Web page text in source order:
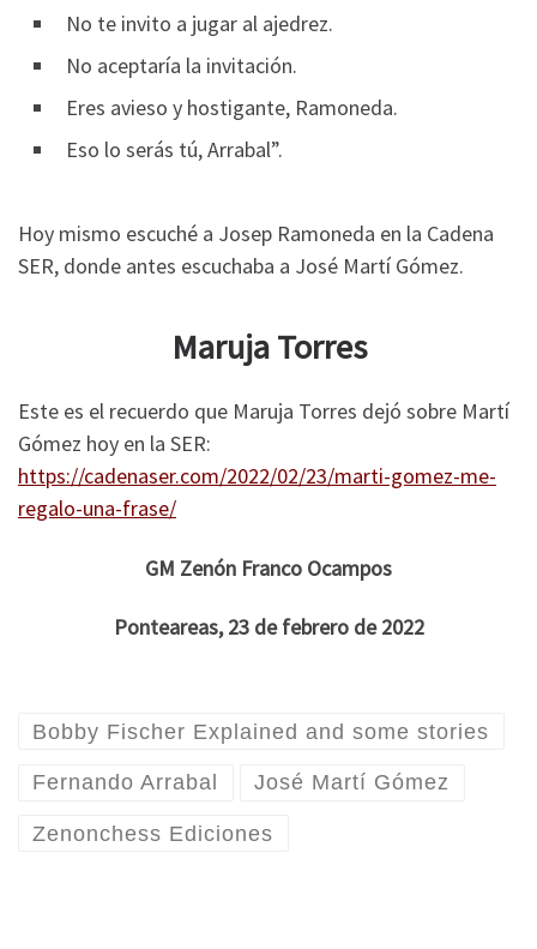
No te invito a jugar al ajedrez.
No aceptaría la invitación.
Eres avieso y hostigante, Ramoneda.
Eso lo serás tú, Arrabal”.
Hoy mismo escuché a Josep Ramoneda en la Cadena
SER, donde antes escuchaba a José Martí Gómez.
Maruja Torres
Este es el recuerdo que Maruja Torres dejó sobre Martí
Gómez hoy en la SER:
https://cadenaser.com/2022/02/23/marti-gomez-me-
regalo-una-frase/
GM Zenón Franco Ocampos
Ponteareas, 23 de febrero de 2022
Bobby Fischer Explained and some stories
Fernando Arrabal José Martí Gómez
Zenonchess Ediciones